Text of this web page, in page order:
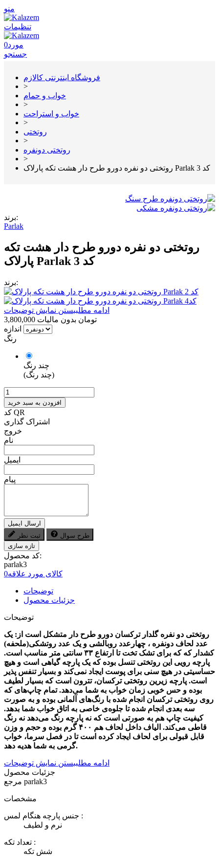
منو
تنظیمات
0مورد
جستجو
فروشگاه اینترنتی کالازم
>
خواب و حمام
>
خواب و استراحت
>
روتختی
>
روتختی دونفره
>
روتختی دو نفره دورو طرح دار هشت تکه پارلاک Parlak کد 3
برند:
Parlak
روتختی دو نفره دورو طرح دار هشت تکه
پارلاک Parlak کد 3
برند:
ادامه مطلببستن نمایش توضیحات
3,800,000 تومان بدون مالیات
اندازه
رنگ
چند رنگ
(چند رنگ)
افزودن به سبد خرید
کد QR
اشتراک گذاری
خروج
نام
ایمیل
پیام
ارسال ایمیل
ثبت نظر
طرح سوال
کد محصول:
parlak3
کالای مورد علاقه0
توضیحات
جزئیات محصول
توضیحات
روتختی دو نفره گلدار ترکسان دورو طرح دار متشکل است از: یک
عدد لحاف دونفره ، چهارعدد روبالشی و یک عدد روتشکی(ملحفه)
کشدار که که برای تشک تخت تا ارتفاع ۳۳ سانتی متر مناسب است.
پارچه رویی این روتختی تنسل بوده که یک پارچه گیاهی است و هیچ
حساسیتی در هیچ سنی برای پوست ایجاد نمی‌کند و بسیار تنفس پذیر
است. پارچه زیرین روتختی ترکسان، تترون است که بسیار لطیف
بوده و حس خوبی زمان خواب به شما می‌دهد. تمام چاپ‌های که
روی روتختی ترکسان انجام شده با رنگ‌های آلمانی بوده و به صورت
سه بعدی انجام شده تا جلوه‌ی خاصی به اتاق خواب شما بدهد.
کیفیت چاپ هم به صورتی است که نه پارچه رنگ می‌دهد نه رنگ
قاطی می‌کند. الیاف داخل لحاف هم ۴۰۰ گرم بوده و حجم و وزن
قابل قبولی برای لحاف ایجاد کرده است تا در فصل سرما، خواب
گرمی به شما هدیه دهد.
ادامه مطلببستن نمایش توضیحات
جزئیات محصول
parlak3
مشخصات
جنس پارچه هنگام لمس :
نرم و لطیف
تعداد تکه :
شش تکه